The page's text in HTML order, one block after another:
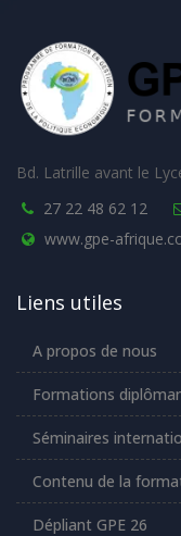
Bd. Latrille avant le
27 22 48 62 12
www.gpe-
Liens utiles
A propos de nous
Formations
Séminaires
Contenu de la
Dépliant GPE 26